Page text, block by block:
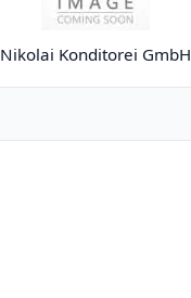
Nikolai Konditorei GmbH